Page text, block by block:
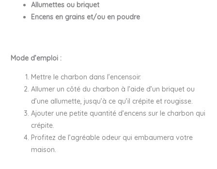
Allumettes ou briquet
Encens en grains et/ou en poudre
Mode d’emploi :
Mettre le charbon dans l’encensoir.
Allumer un côté du charbon à l’aide d’un briquet ou
d’une allumette, jusqu’à ce qu’il crépite et rougisse.
Ajouter une petite quantité d’encens sur le charbon qui
crépite.
Profitez de l’agréable odeur qui embaumera votre
maison.